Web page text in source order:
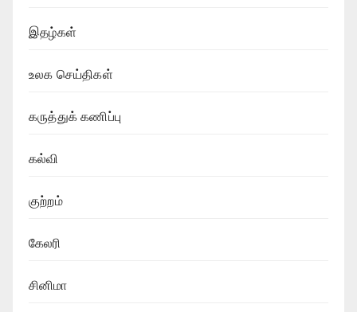
இதழ்கள்
உலக செய்திகள்
கருத்துக் கணிப்பு
கல்வி
குற்றம்
கேலரி
சினிமா